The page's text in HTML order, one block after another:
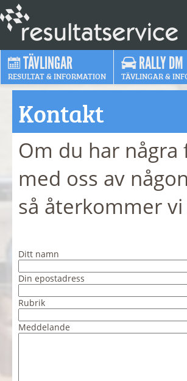
TÄVLINGAR
RESULTAT & INFORMATION
RALLY DM
TÄVLINGAR &
Kontakt
Om du har
med oss av
så återkommer
Ditt namn
Din epostadress
Rubrik
Meddelande